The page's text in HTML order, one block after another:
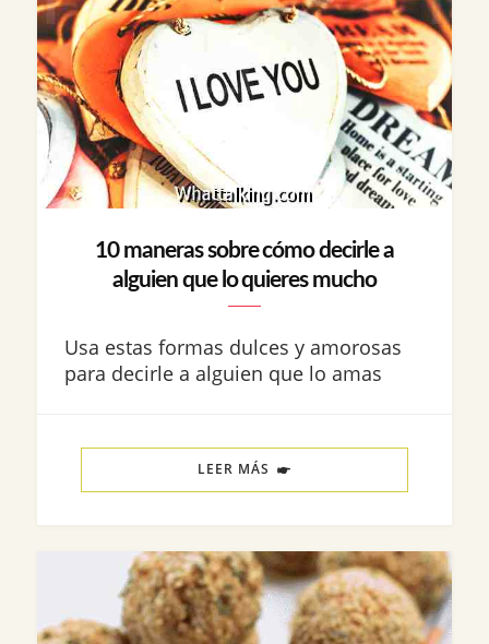
10 maneras sobre cómo decirle a
alguien que lo quieres mucho
Usa estas formas dulces y amorosas
para decirle a alguien que lo amas
LEER MÁS